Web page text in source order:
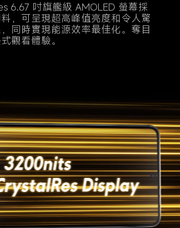
6.67 吋旗艦級 AMOLED 螢幕採
，可呈現超高峰值亮度和令人驚
同時實現能源效率最佳化。奪目
觀看體驗。